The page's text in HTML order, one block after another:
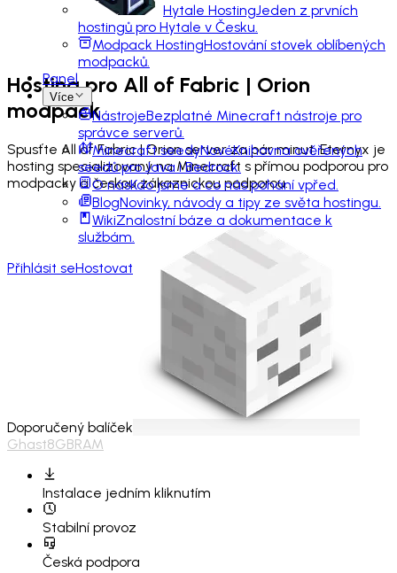
Hytale HostingJeden z prvních
hostingů pro Hytale v Česku.
Modpack HostingHostování stovek oblíbených
modpacků.
Panel
Více
NástrojeBezplatné Minecraft nástroje pro
správce serverů.
Minecraft seedyNovéKnihovna ověřených
seedů pro Java i Bedrock.
O násKdo jsme a co nás pohání vpřed.
BlogNovinky, návody a tipy ze světa hostingu.
WikiZnalostní báze a dokumentace k
službám.
Přihlásit seHostovat
Hosting pro All of Fabric | Orion
modpack
Spusťte All of Fabric | Orion server za pár minut. Eternyx je
hosting specializovaný na Minecraft s přímou podporou pro
modpacky a českou zákaznickou podporou.
Doporučený balíček
Ghast8GBRAM
Instalace jedním kliknutím
Stabilní provoz
Česká podpora